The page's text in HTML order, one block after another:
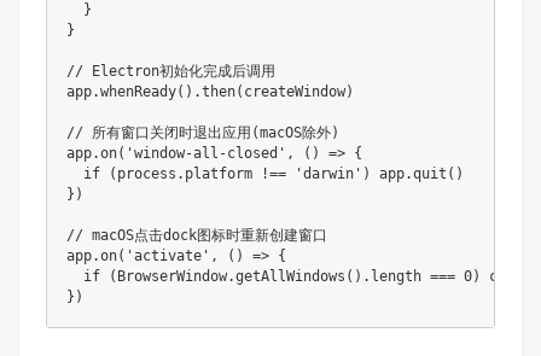
  }
}
// Electron初始化完成后调用
app.whenReady().then(createWindow)
// 所有窗口关闭时退出应用(macOS除外)
app.on('window-all-closed', () => {
  if (process.platform !== 'darwin') app.quit()
})
// macOS点击dock图标时重新创建窗口
app.on('activate', () => {
if (BrowserWindow.getAllWindows().length === 0)
})